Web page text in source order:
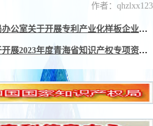
作者：qhzlxx123
开展专利产业化样板企业入库培育推荐工作的通知
年度青海省知识产权专项资金申报工作的通知